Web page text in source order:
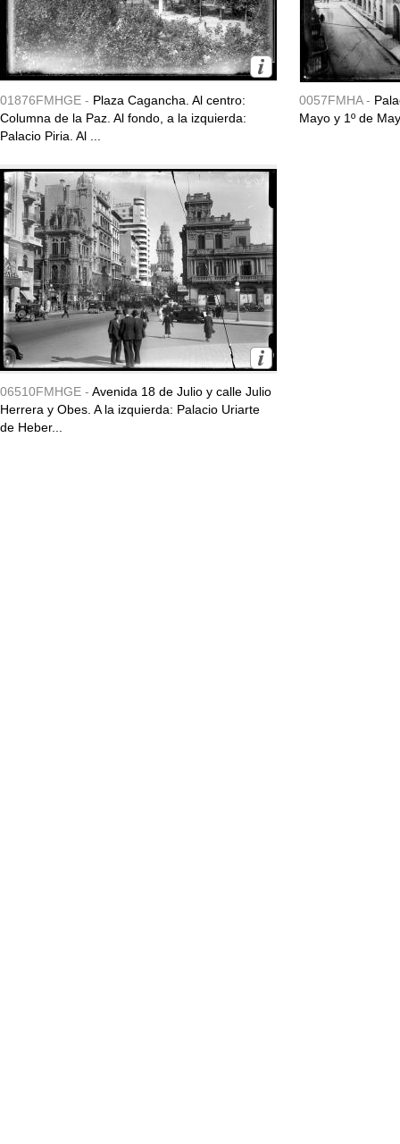
01876FMHGE - Plaza Cagancha. Al centro:
Columna de la Paz. Al fondo, a la izquierda:
Palacio Piria. Al ...
0057FMHA -
Mayo y 1º de
06510FMHGE - Avenida 18 de Julio y calle Julio
Herrera y Obes. A la izquierda: Palacio Uriarte
de Heber...